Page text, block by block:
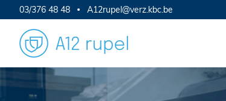
03/376 48 48 A12rupel@verz.kbc.be